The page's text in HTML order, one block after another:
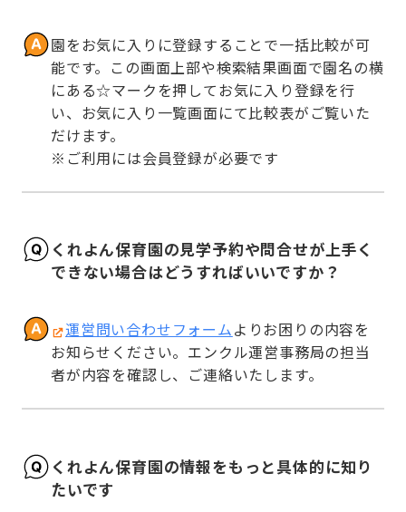
園をお気に入りに登録することで一括比較が可
能です。この画面上部や検索結果画面で園名の横
にある☆マークを押してお気に入り登録を行
い、お気に入り一覧画面にて比較表がご覧いた
だけます。
※ご利用には会員登録が必要です
くれよん保育園の見学予約や問合せが上手く
できない場合はどうすればいいですか？
運営問い合わせフォームよりお困りの内容を
お知らせください。エンクル運営事務局の担当
者が内容を確認し、ご連絡いたします。
くれよん保育園の情報をもっと具体的に知り
たいです